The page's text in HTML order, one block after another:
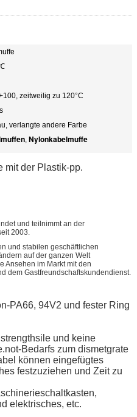
zeitweilig zu 120°C
verlangte andere Farbe
, Nylonkabelmuffe
mit der Plastik-pp.
und teilnimmt an der
2003.
und stabilen geschäftlichen
auf der ganzen Welt
Ansehen im Markt mit den
dem Gastfreundschaftskundendienst.
PA66, 94V2 und fester Ring
und keine
Bedarfs zum dismetgrate
können eingefügtes
festzuziehen und Zeit zu
elektrisches, etc.